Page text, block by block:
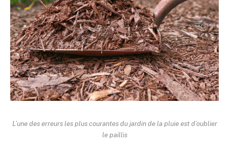
L’une des erreurs les plus courantes du jardin de la pluie est d’oublier
le paillis